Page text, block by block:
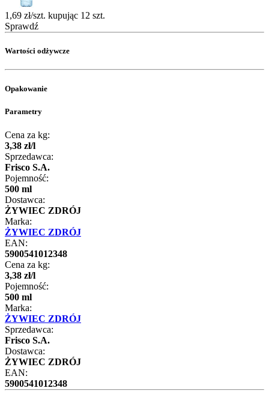
1,69 zł/szt. kupując 12 szt.
Sprawdź
Wartości odżywcze
Opakowanie
Parametry
Cena za kg:
3,38 zł/l
Sprzedawca:
Frisco S.A.
Pojemność:
500 ml
Dostawca:
ŻYWIEC ZDRÓJ
Marka:
ŻYWIEC ZDRÓJ
EAN:
5900541012348
Cena za kg:
3,38 zł/l
Pojemność:
500 ml
Marka:
ŻYWIEC ZDRÓJ
Sprzedawca:
Frisco S.A.
Dostawca:
ŻYWIEC ZDRÓJ
EAN:
5900541012348